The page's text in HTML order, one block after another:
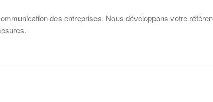
des entreprises. Nous développons votre